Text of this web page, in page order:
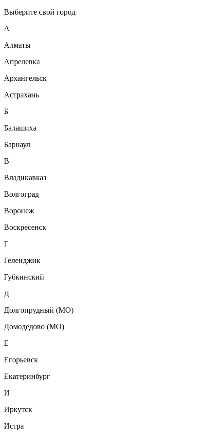
Выберите свой город
А
Алматы
Апрелевка
Архангельск
Астрахань
Б
Балашиха
Барнаул
В
Владикавказ
Волгоград
Воронеж
Воскресенск
Г
Геленджик
Губкинский
Д
Долгопрудный (МО)
Домодедово (МО)
Е
Егорьевск
Екатеринбург
И
Иркутск
Истра